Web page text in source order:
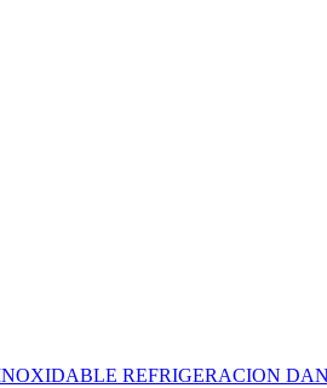
REFRIGERACION